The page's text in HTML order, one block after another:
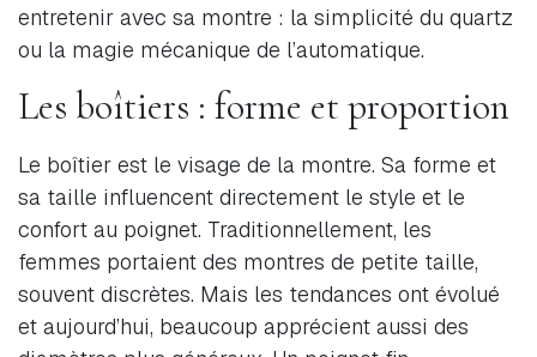
entretenir avec sa montre : la simplicité du quartz
ou la magie mécanique de l’automatique.
Les boîtiers : forme et proportion
Le boîtier est le visage de la montre. Sa forme et
sa taille influencent directement le style et le
confort au poignet. Traditionnellement, les
femmes portaient des montres de petite taille,
souvent discrètes. Mais les tendances ont évolué
et aujourd’hui, beaucoup apprécient aussi des